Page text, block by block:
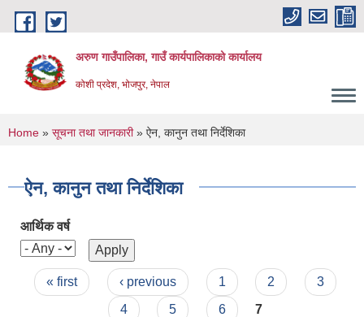
Skip to main content
अरुण गाउँपालिका, गाउँ कार्यपालिकाको कार्यालय
कोशी प्रदेश, भोजपुर, नेपाल
You are here
Home » सूचना तथा जानकारी» ऐन, कानुन तथा निर्देशिका
ऐन, कानुन तथा निर्देशिका
आर्थिक वर्ष
Pages
« first ‹ previous 1 2
3
4
5 6 7